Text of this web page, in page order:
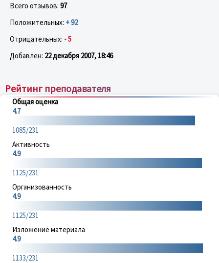
Всего отзывов: 97
Положительных: + 92
Отрицательных: - 5
Добавлен: 22 декабря 2007, 18:46
Рейтинг преподавателя
Общая оценка
4.7
1085/231
Активность
4.9
1125/231
Организованность
4.9
1125/231
Изложение материала
4.9
1133/231